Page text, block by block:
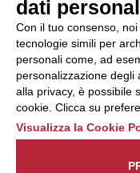
una delle
descritte al
indirizzo
https://
dati
Con il tuo consenso,
tecnologie simili per
personali come, ad
personalizzazione degli
alla privacy, è possibile
cookie. Clicca su
Visualizza la Cookie